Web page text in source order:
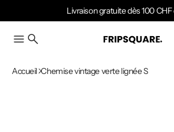
Livraison gratuite dès 100 CHF
Accueil Chemise vintage verte lignée S